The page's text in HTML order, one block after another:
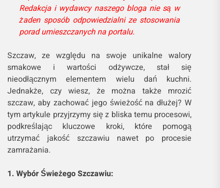
Redakcja i wydawcy naszego bloga nie są w
żaden sposób odpowiedzialni ze stosowania
porad umieszczanych na portalu.
Szczaw, ze względu na swoje unikalne walory
smakowe i wartości odżywcze, stał się
nieodłącznym elementem wielu dań kuchni.
Jednakże, czy wiesz, że można także mrozić
szczaw, aby zachować jego świeżość na dłużej? W
tym artykule przyjrzymy się z bliska temu procesowi,
podkreślając kluczowe kroki, które pomogą
utrzymać jakość szczawiu nawet po procesie
zamrażania.
1. Wybór Świeżego Szczawiu: